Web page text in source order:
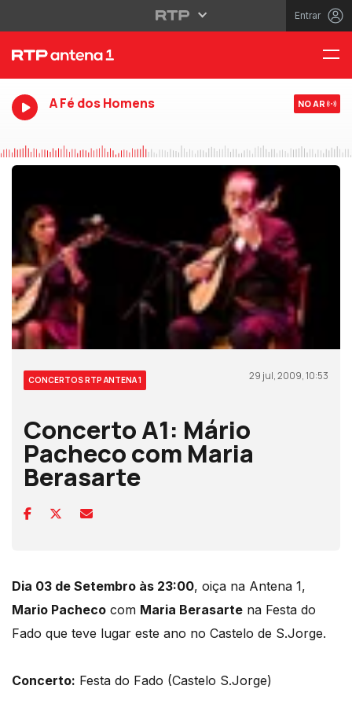
Entrar
A Fé dos Homens NO AR
CONCERTOS RTP ANTENA 1 29 jul, 2009, 10:53
Concerto A1: Mário
Pacheco com Maria
Berasarte
Dia 03 de Setembro às 23:00, oiça na Antena 1,
Mario Pacheco com Maria Berasarte na Festa do
Fado que teve lugar este ano no Castelo de S.Jorge.
Concerto: Festa do Fado (Castelo S.Jorge)